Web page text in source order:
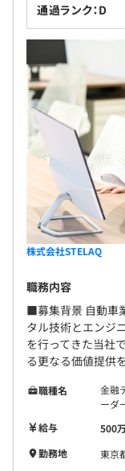
通過ランク：D
株式会社STELAQ
職務内容
■募集背景 自動車
タル技術とエンジ
を行ってきた当社
る更なる価値提供
職種名
金融
ーダ
給与
500
勤務地
東京